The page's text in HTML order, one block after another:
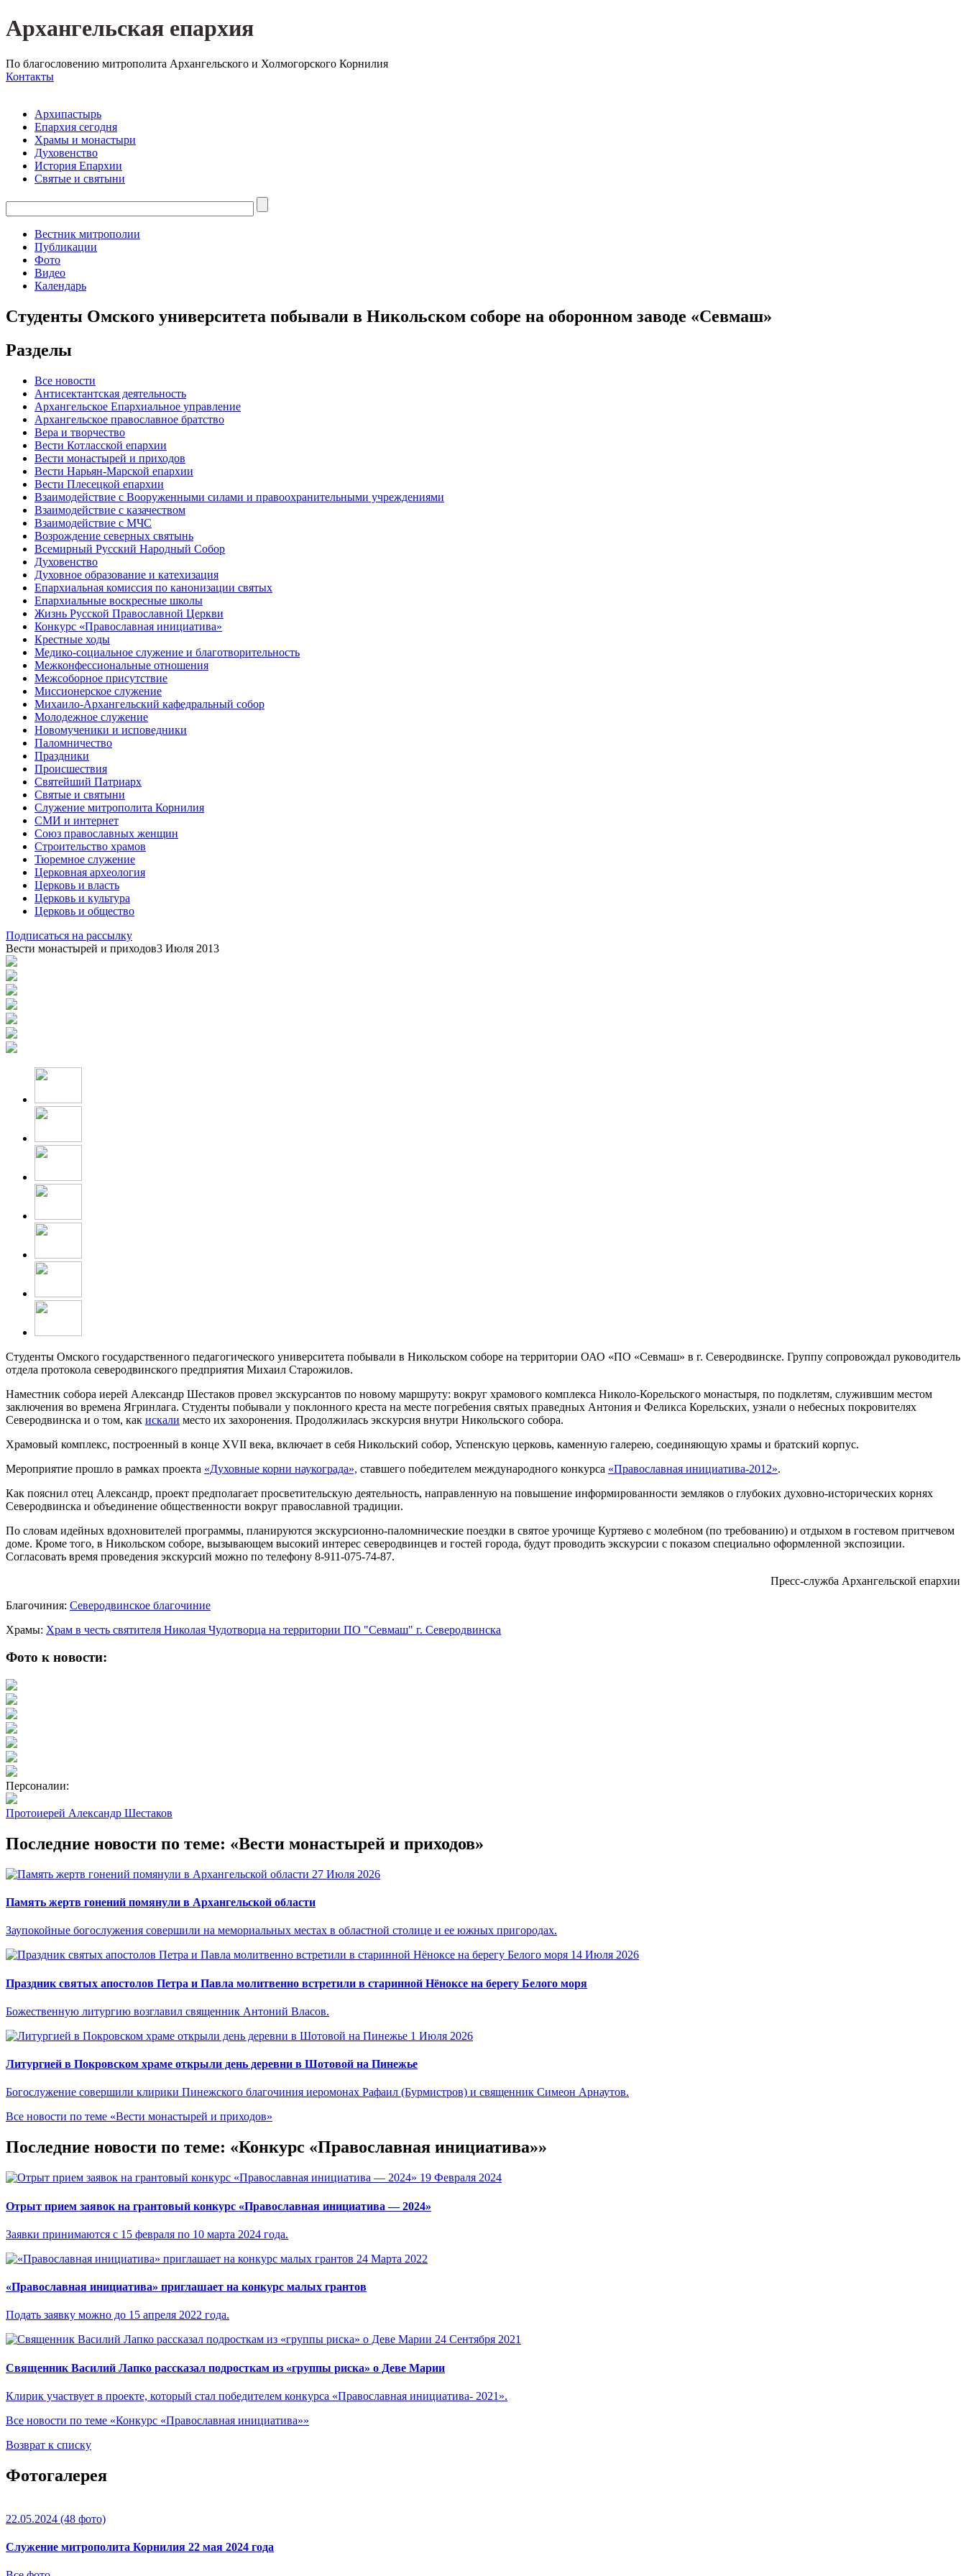
Архангельская епархия
По благословению митрополита Архангельского и Холмогорского Корнилия
Контакты
Архипастырь
Епархия сегодня
Храмы и монастыри
Духовенство
История Епархии
Святые и святыни
Вестник митрополии
Публикации
Фото
Видео
Календарь
Студенты Омского университета побывали в Никольском соборе на оборонном заводе «Севмаш»
Разделы
Все новости
Антисектантская деятельность
Архангельское Епархиальное управление
Архангельское православное братство
Вера и творчество
Вести Котласской епархии
Вести монастырей и приходов
Вести Нарьян-Марской епархии
Вести Плесецкой епархии
Взаимодействие с Вооруженными силами и правоохранительными учреждениями
Взаимодействие с казачеством
Взаимодействие с МЧС
Возрождение северных святынь
Всемирный Русский Народный Собор
Духовенство
Духовное образование и катехизация
Епархиальная комиссия по канонизации святых
Епархиальные воскресные школы
Жизнь Русской Православной Церкви
Конкурс «Православная инициатива»
Крестные ходы
Медико-социальное служение и благотворительность
Межконфессиональные отношения
Межсоборное присутствие
Миссионерское служение
Михаило-Архангельский кафедральный собор
Молодежное служение
Новомученики и исповедники
Паломничество
Праздники
Происшествия
Святейший Патриарх
Святые и святыни
Служение митрополита Корнилия
СМИ и интернет
Союз православных женщин
Строительство храмов
Тюремное служение
Церковная археология
Церковь и власть
Церковь и культура
Церковь и общество
Подписаться на рассылку
Вести монастырей и приходов3 Июля 2013
Студенты Омского государственного педагогического университета побывали в Никольском соборе на территории ОАО «ПО «Севмаш» в г. Северодвинске. Группу сопровождал руководитель
отдела протокола северодвинского предприятия Михаил Старожилов.
Наместник собора иерей Александр Шестаков провел экскурсантов по новому маршруту: вокруг храмового комплекса Николо-Корельского монастыря, по подклетям, служившим местом
заключения во времена Ягринлага. Студенты побывали у поклонного креста на месте погребения святых праведных Антония и Феликса Корельских, узнали о небесных покровителях
Северодвинска и о том, как искали место их захоронения. Продолжилась экскурсия внутри Никольского собора.
Храмовый комплекс, построенный в конце XVII века, включает в себя Никольский собор, Успенскую церковь, каменную галерею, соединяющую храмы и братский корпус.
Мероприятие прошло в рамках проекта «Духовные корни наукограда», ставшего победителем международного конкурса «Православная инициатива-2012».
Как пояснил отец Александр, проект предполагает просветительскую деятельность, направленную на повышение информированности земляков о глубоких духовно-исторических корнях
Северодвинска и объединение общественности вокруг православной традиции.
По словам идейных вдохновителей программы, планируются экскурсионно-паломнические поездки в святое урочище Куртяево с молебном (по требованию) и отдыхом в гостевом притчевом
доме. Кроме того, в Никольском соборе, вызывающем высокий интерес северодвинцев и гостей города, будут проводить экскурсии с показом специально оформленной экспозиции.
Согласовать время проведения экскурсий можно по телефону 8-911-075-74-87.
Пресс-служба Архангельской епархии
Благочиния: Северодвинское благочиние
Храмы: Храм в честь святителя Николая Чудотворца на территории ПО "Севмаш" г. Северодвинска
Фото к новости:
Персоналии:
Протоиерей Александр Шестаков
Последние новости по теме: «Вести монастырей и приходов»
27 Июля 2026
Память жертв гонений помянули в Архангельской области
Заупокойные богослужения совершили на мемориальных местах в областной столице и ее южных пригородах.
14 Июля 2026
Праздник святых апостолов Петра и Павла молитвенно встретили в старинной Нёноксе на берегу Белого моря
Божественную литургию возглавил священник Антоний Власов.
1 Июля 2026
Литургией в Покровском храме открыли день деревни в Шотовой на Пинежье
Богослужение совершили клирики Пинежского благочиния иеромонах Рафаил (Бурмистров) и священник Симеон Арнаутов.
Все новости по теме «Вести монастырей и приходов»
Последние новости по теме: «Конкурс «Православная инициатива»»
19 Февраля 2024
Отрыт прием заявок на грантовый конкурс «Православная инициатива — 2024»
Заявки принимаются с 15 февраля по 10 марта 2024 года.
24 Марта 2022
«Православная инициатива» приглашает на конкурс малых грантов
Подать заявку можно до 15 апреля 2022 года.
24 Сентября 2021
Священник Василий Лапко рассказал подросткам из «группы риска» о Деве Марии
Клирик участвует в проекте, который стал победителем конкурса «Православная инициатива- 2021».
Все новости по теме «Конкурс «Православная инициатива»»
Возврат к списку
Фотогалерея
22.05.2024 (48 фото)
Служение митрополита Корнилия 22 мая 2024 года